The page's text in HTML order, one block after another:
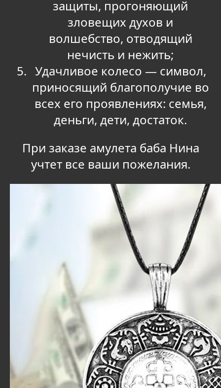
защиты, прогоняющий
зловещих духов и
волшебство, отводящий
нечисть и нежить;
Удачливое колесо — символ,
приносящий благополучие во
всех его проявлениях: семья,
деньги, дети, достаток.
При заказе амулета баба Нина
учтет все ваши пожелания.